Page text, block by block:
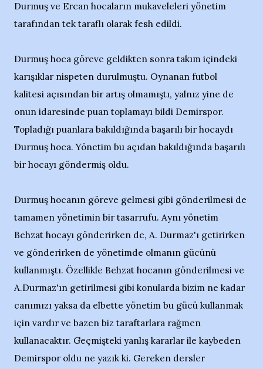
Durmuş ve Ercan hocaların mukaveleleri yönetim
tarafından tek taraflı olarak fesh edildi.
Durmuş hoca göreve geldikten sonra takım içindeki
karışıklar nispeten durulmuştu. Oynanan futbol
kalitesi açısından bir artış olmamıştı, yalnız yine de
onun idaresinde puan toplamayı bildi Demirspor.
Topladığı puanlara bakıldığında başarılı bir hocaydı
Durmuş hoca. Yönetim bu açıdan bakıldığında başarılı
bir hocayı göndermiş oldu.
Durmuş hocanın göreve gelmesi gibi gönderilmesi de
tamamen yönetimin bir tasarrufu. Aynı yönetim
Behzat hocayı gönderirken de, A. Durmaz'ı getirirken
ve gönderirken de yönetimde olmanın gücünü
kullanmıştı. Özellikle Behzat hocanın gönderilmesi ve
A.Durmaz'ın getirilmesi gibi konularda bizim ne kadar
canımızı yaksa da elbette yönetim bu gücü kullanmak
için vardır ve bazen biz taraftarlara rağmen
kullanacaktır. Geçmişteki yanlış kararlar ile kaybeden
Demirspor oldu ne yazık ki. Gereken dersler